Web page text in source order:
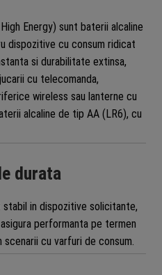
Energy) sunt baterii alcaline
dispozitive cu consum ridicat
si durabilitate extinsa,
cu telecomanda,
wireless sau lanterne cu
alcaline de tip AA (LR6), cu
durata
in dispozitive solicitante,
performanta pe termen
cu varfuri de consum.